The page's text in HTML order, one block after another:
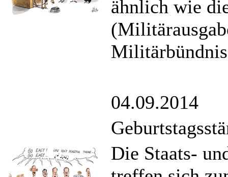
ähnlich wie
04.09.2014
Die Staats-